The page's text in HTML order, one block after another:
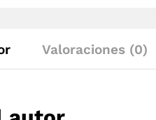
Valoraciones (0)